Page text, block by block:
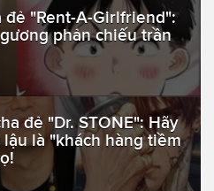
đẻ "Rent-A-Girlfriend":
phản chiếu trần
đẻ "Dr. STONE": Hãy
là "khách hàng tiềm